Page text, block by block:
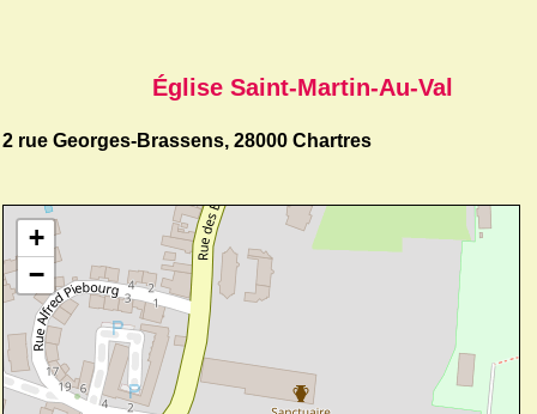
Église Saint-Martin-Au-Val
2 rue Georges-Brassens, 28000 Chartres
+
−